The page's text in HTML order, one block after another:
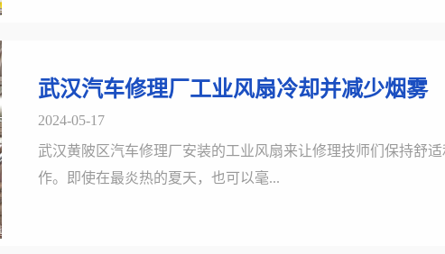
武汉汽车修理厂工业风扇冷却并减少烟雾
2024-05-17
武汉黄陂区汽车修理厂安装的工业风扇来让修理技师们保持舒
作。即使在最炎热的夏天，也可以毫...